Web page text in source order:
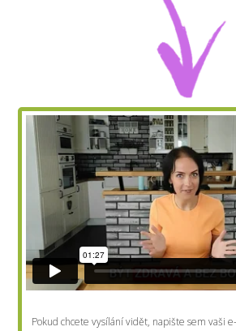
Pokud chcete vysílání vidět, napište sem vaši